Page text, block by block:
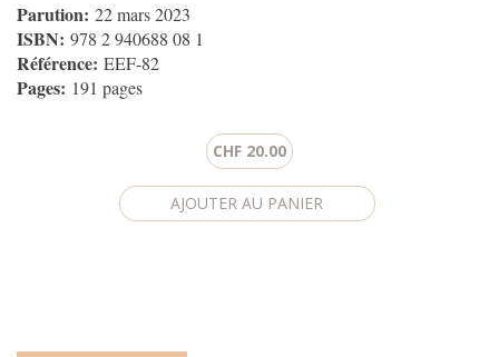
Parution: 22 mars 2023
ISBN: 978 2 940688 08 1
Référence: EEF-82
Pages: 191 pages
CHF 20.00